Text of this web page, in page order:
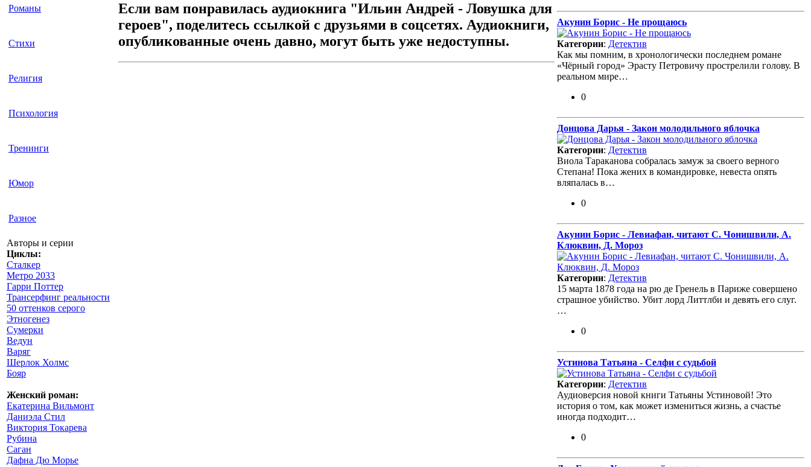
Романы
Стихи
Религия
Психология
Тренинги
Юмор
Разное
Авторы и серии
Циклы:
Сталкер
Метро 2033
Гарри Поттер
Трансерфинг реальности
50 оттенков серого
Этногенез
Сумерки
Ведун
Варяг
Шерлок Холмс
Бояр
Женский роман:
Екатерина Вильмонт
Даниэла Стил
Виктория Токарева
Рубина
Саган
Дафна Дю Морье
Если вам понравилась аудиокнига "Ильин Андрей - Ловушка для
героев", поделитесь ссылкой с друзьями в соцсетях. Аудиокниги,
опубликованные очень давно, могут быть уже недоступны.
Акунин Борис - Не прощаюсь
Категории: Детектив
Как мы помним, в хронологически последнем романе
«Чёрный город» Эрасту Петровичу прострелили голову. В
реальном мире…
0
Донцова Дарья - Закон молодильного яблочка
Категории: Детектив
Виола Тараканова собралась замуж за своего верного
Степана! Пока жених в командировке, невеста опять
вляпалась в…
0
Акунин Борис - Левиафан, читают С. Чонишвили, А.
Клюквин, Д. Мороз
Категории: Детектив
15 марта 1878 года на рю де Гренель в Париже совершено
страшное убийство. Убит лорд Литтлби и девять его слуг.
…
0
Устинова Татьяна - Селфи с судьбой
Категории: Детектив
Аудиоверсия новой книги Татьяны Устиновой! Это
история о том, как может измениться жизнь, а счастье
иногда подходит…
0